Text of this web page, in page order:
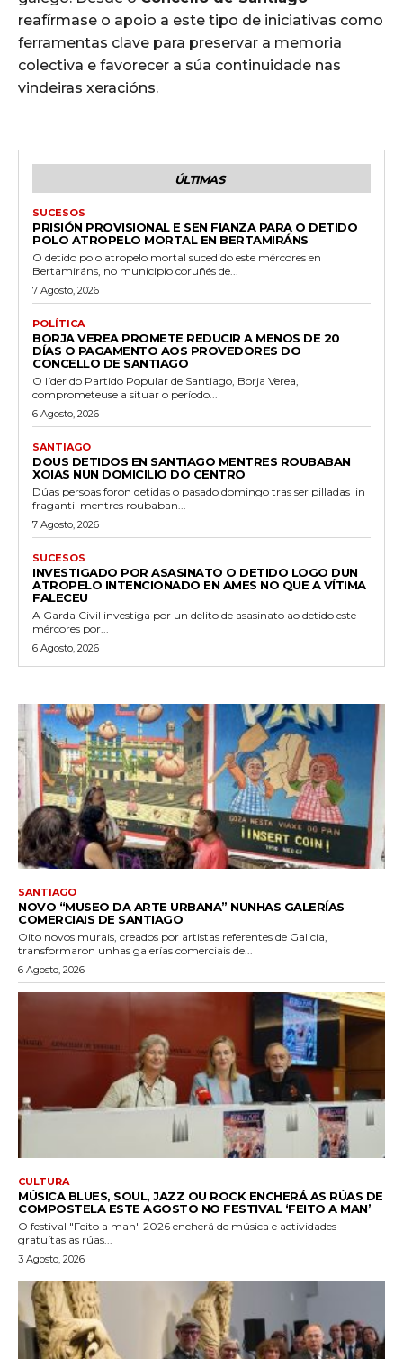
reafírmase o apoio a este tipo de iniciativas como
ferramentas clave para preservar a memoria
colectiva e favorecer a súa continuidade nas
vindeiras xeracións.
ÚLTIMAS
SUCESOS
PRISIÓN PROVISIONAL E SEN FIANZA PARA O DETIDO
POLO ATROPELO MORTAL EN BERTAMIRÁNS
O detido polo atropelo mortal sucedido este mércores en
Bertamiráns, no municipio coruñés de...
7 Agosto, 2026
POLÍTICA
BORJA VEREA PROMETE REDUCIR A MENOS DE 20
DÍAS O PAGAMENTO AOS PROVEDORES DO
CONCELLO DE SANTIAGO
O líder do Partido Popular de Santiago, Borja Verea,
comprometeuse a situar o período...
6 Agosto, 2026
SANTIAGO
DOUS DETIDOS EN SANTIAGO MENTRES ROUBABAN
XOIAS NUN DOMICILIO DO CENTRO
Dúas persoas foron detidas o pasado domingo tras ser pilladas 'in
fraganti' mentres roubaban...
7 Agosto, 2026
SUCESOS
INVESTIGADO POR ASASINATO O DETIDO LOGO DUN
ATROPELO INTENCIONADO EN AMES NO QUE A VÍTIMA
FALECEU
A Garda Civil investiga por un delito de asasinato ao detido este
mércores por...
6 Agosto, 2026
SANTIAGO
NOVO “MUSEO DA ARTE URBANA” NUNHAS GALERÍAS
COMERCIAIS DE SANTIAGO
Oito novos murais, creados por artistas referentes de Galicia,
transformaron unhas galerías comerciais de...
6 Agosto, 2026
CULTURA
MÚSICA BLUES, SOUL, JAZZ OU ROCK ENCHERÁ AS RÚAS DE
COMPOSTELA ESTE AGOSTO NO FESTIVAL ‘FEITO A MAN’
O festival "Feito a man" 2026 encherá de música e actividades
gratuítas as rúas...
3 Agosto, 2026